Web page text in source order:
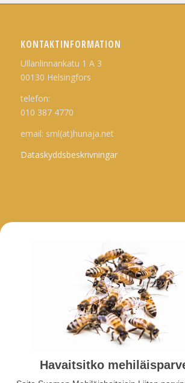
KONTAKTINFORMATION
Ullanlinnankatu 1 A 3
00130 Helsingfors
telefon:
010 387 4770
email: sml(at)hunaja.net
Dataskyddsbeskrivningar
Facebook-grupp
Havaitsitko